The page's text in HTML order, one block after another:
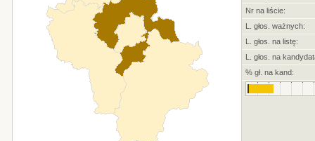
Nr na liście:
L. głos. ważnych:
L. głos. na listę:
L. głos. na
% gł. na kand: